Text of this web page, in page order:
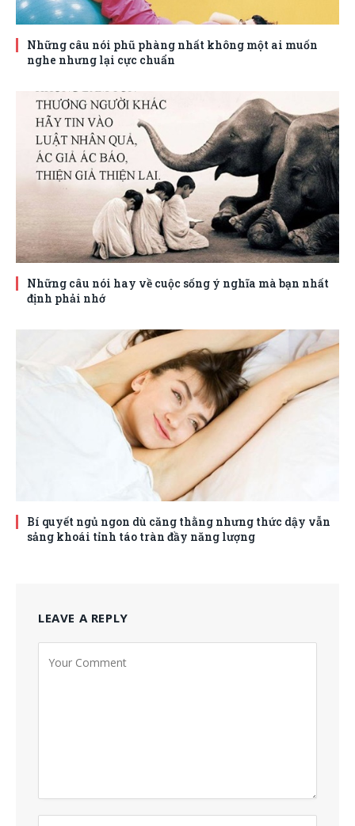
Những câu nói phũ phàng nhất không một ai muốn
nghe nhưng lại cực chuẩn
Những câu nói hay về cuộc sống ý nghĩa mà bạn nhất
định phải nhớ
Bí quyết ngủ ngon dù căng thằng nhưng thức dậy vẫn
sảng khoái tỉnh táo tràn đầy năng lượng
LEAVE A REPLY